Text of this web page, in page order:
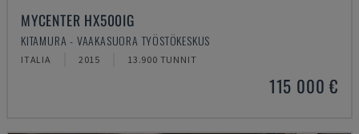
MYCENTER HX500IG
KITAMURA - VAAKASUORA TYÖSTÖKESKUS
ITALIA 2015 13.900 TUNNIT
115 000 €